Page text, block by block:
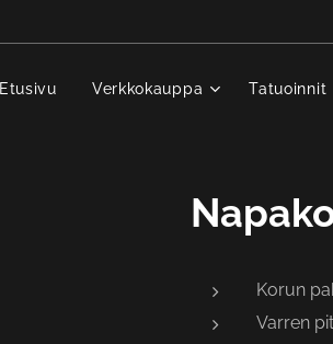
Etusivu Verkkokauppa Tatuoinnit
Korun
Varren